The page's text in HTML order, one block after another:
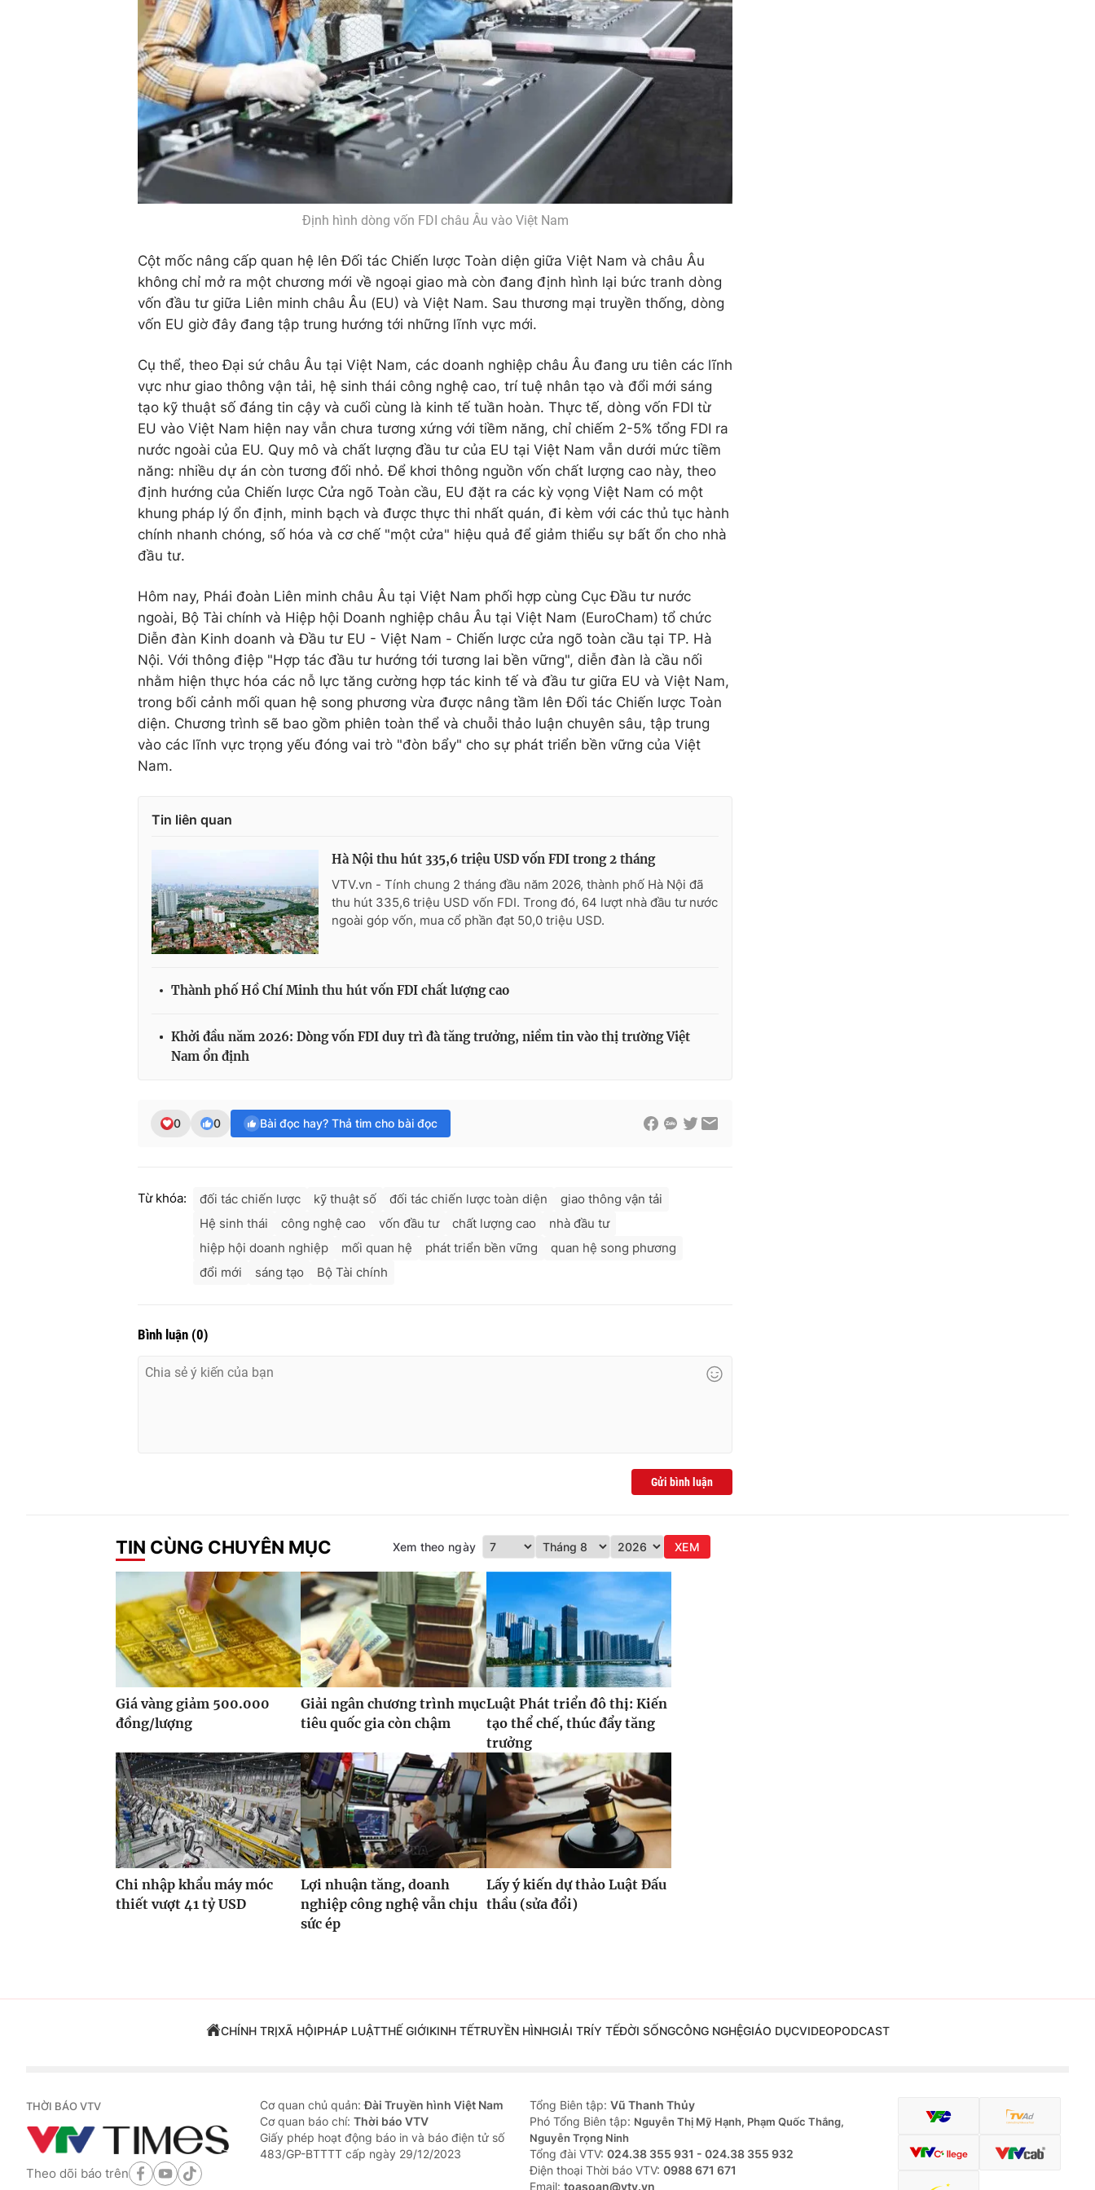
Định hình dòng vốn FDI châu Âu vào Việt Nam
Cột mốc nâng cấp quan hệ lên Đối tác Chiến lược Toàn diện giữa Việt Nam và châu Âu
không chỉ mở ra một chương mới về ngoại giao mà còn đang định hình lại bức tranh dòng
vốn đầu tư giữa Liên minh châu Âu (EU) và Việt Nam. Sau thương mại truyền thống, dòng
vốn EU giờ đây đang tập trung hướng tới những lĩnh vực mới.
Cụ thể, theo Đại sứ châu Âu tại Việt Nam, các doanh nghiệp châu Âu đang ưu tiên các lĩnh
vực như giao thông vận tải, hệ sinh thái công nghệ cao, trí tuệ nhân tạo và đổi mới sáng
tạo kỹ thuật số đáng tin cậy và cuối cùng là kinh tế tuần hoàn. Thực tế, dòng vốn FDI từ
EU vào Việt Nam hiện nay vẫn chưa tương xứng với tiềm năng, chỉ chiếm 2-5% tổng FDI ra
nước ngoài của EU. Quy mô và chất lượng đầu tư của EU tại Việt Nam vẫn dưới mức tiềm
năng: nhiều dự án còn tương đối nhỏ. Để khơi thông nguồn vốn chất lượng cao này, theo
định hướng của Chiến lược Cửa ngõ Toàn cầu, EU đặt ra các kỳ vọng Việt Nam có một
khung pháp lý ổn định, minh bạch và được thực thi nhất quán, đi kèm với các thủ tục hành
chính nhanh chóng, số hóa và cơ chế "một cửa" hiệu quả để giảm thiểu sự bất ổn cho nhà
đầu tư.
Hôm nay, Phái đoàn Liên minh châu Âu tại Việt Nam phối hợp cùng Cục Đầu tư nước
ngoài, Bộ Tài chính và Hiệp hội Doanh nghiệp châu Âu tại Việt Nam (EuroCham) tổ chức
Diễn đàn Kinh doanh và Đầu tư EU - Việt Nam - Chiến lược cửa ngõ toàn cầu tại TP. Hà
Nội. Với thông điệp "Hợp tác đầu tư hướng tới tương lai bền vững", diễn đàn là cầu nối
nhằm hiện thực hóa các nỗ lực tăng cường hợp tác kinh tế và đầu tư giữa EU và Việt Nam,
trong bối cảnh mối quan hệ song phương vừa được nâng tầm lên Đối tác Chiến lược Toàn
diện. Chương trình sẽ bao gồm phiên toàn thể và chuỗi thảo luận chuyên sâu, tập trung
vào các lĩnh vực trọng yếu đóng vai trò "đòn bẩy" cho sự phát triển bền vững của Việt
Nam.
Tin liên quan
Hà Nội thu hút 335,6 triệu USD vốn FDI trong 2 tháng
VTV.vn - Tính chung 2 tháng đầu năm 2026, thành phố Hà Nội đã
thu hút 335,6 triệu USD vốn FDI. Trong đó, 64 lượt nhà đầu tư nước
ngoài góp vốn, mua cổ phần đạt 50,0 triệu USD.
Thành phố Hồ Chí Minh thu hút vốn FDI chất lượng cao
Khởi đầu năm 2026: Dòng vốn FDI duy trì đà tăng trưởng, niềm tin vào thị trường Việt
Nam ổn định
0 0 Bài đọc hay? Thả tim cho bài đọc
Từ khóa: đối tác chiến lược kỹ thuật số đối tác chiến lược toàn diện
giao thông vận tải
Hệ sinh thái
công nghệ cao vốn đầu tư chất lượng cao
nhà đầu tư
hiệp hội doanh nghiệp
mối quan hệ phát triển bền vững
quan hệ song phương
đổi mới
sáng tạo Bộ Tài chính
Bình luận (0)
Gửi bình luận
TIN CÙNG CHUYÊN MỤC Xem theo ngày XEM
Giá vàng giảm 500.000
đồng/lượng
Giải ngân chương trình mục
tiêu quốc gia còn chậm
Luật Phát triển đô thị: Kiến
tạo thể chế, thúc đẩy tăng
trưởng
Chi nhập khẩu máy móc
thiết vượt 41 tỷ USD
Lợi nhuận tăng, doanh
nghiệp công nghệ vẫn chịu
sức ép
Lấy ý kiến dự thảo Luật Đấu
thầu (sửa đổi)
CHÍNH TRỊXÃ HỘIPHÁP LUẬTTHẾ GIỚIKINH TẾTRUYỀN HÌNHGIẢI TRÍY TẾĐỜI SỐNGCÔNG NGHỆGIÁO DỤCVIDEOPODCAST
THỜI BÁO VTV
Theo dõi báo trên
Cơ quan chủ quản:Đài Truyền hình Việt Nam
Cơ quan báo chí: Thời báo VTV
Giấy phép hoạt động báo in và báo điện tử số
483/GP-BTTTT cấp ngày 29/12/2023
Tổng Biên tập: Vũ Thanh Thủy
Phó Tổng Biên tập: Nguyễn Thị Mỹ Hạnh, Phạm Quốc Thắng,
Nguyễn Trọng Ninh
Tổng đài VTV: 024.38 355 931 - 024.38 355 932
Ðiện thoại Thời báo VTV: 0988 671 671
Email: toasoan@vtv.vn